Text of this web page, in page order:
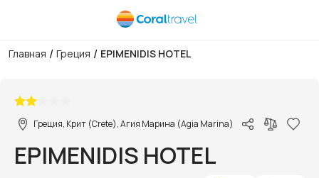
Главная / Греция / EPIMENIDIS HOTEL
Греция, Крит (Crete), Агия Марина (Agia Marina)
EPIMENIDIS HOTEL